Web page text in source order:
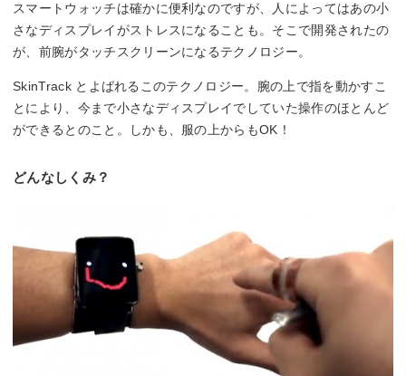
スマートウォッチは確かに便利なのですが、人によってはあの小
さなディスプレイがストレスになることも。そこで開発されたの
が、前腕がタッチスクリーンになるテクノロジー。
SkinTrack とよばれるこのテクノロジー。腕の上で指を動かすこ
とにより、今まで小さなディスプレイでしていた操作のほとんど
ができるとのこと。しかも、服の上からもOK！
どんなしくみ？